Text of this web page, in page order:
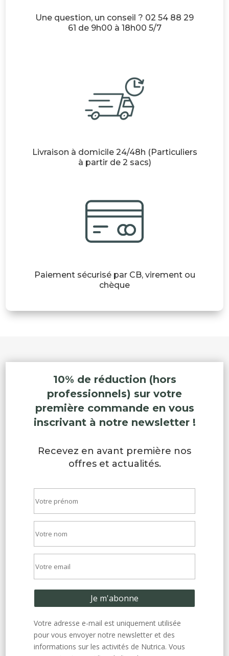
Une question, un conseil ? 02 54 88 29
61 de 9h00 à 18h00 5/7
Livraison à domicile 24/48h (Particuliers
à partir de 2 sacs)
Paiement sécurisé par CB, virement ou
chèque
10% de réduction (hors
professionnels) sur votre
première commande en vous
inscrivant à notre newsletter !
Recevez en avant première nos
offres et actualités.
Votre adresse e-mail est uniquement utilisée
pour vous envoyer notre newsletter et des
informations sur les activités de Nutrica. Vous